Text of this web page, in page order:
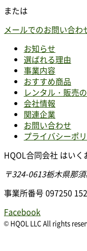
または
メールでのお問い合わ
お知らせ
選ばれる理由
事業内容
おすすめ商品
レンタル・販売
会社情報
関連企業
お問い合わせ
プライバシーポ
HQOL合同会社 はいく
〒324-0613栃木県那
事業所番号 097250
Facebook
© HQOL LLC All rights